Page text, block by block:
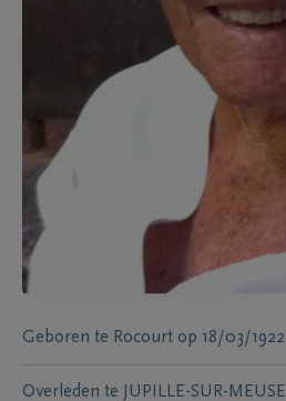
Geboren te Rocourt op 18/03/1922
Overleden te JUPILLE-SUR-MEUSE